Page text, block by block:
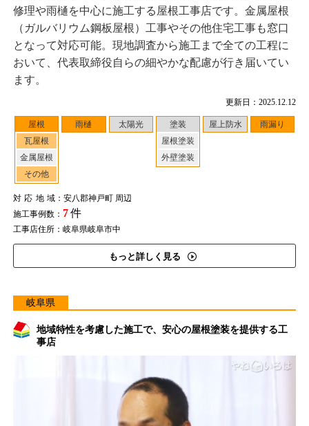
更新日：2025.12.12
屋根
瓦屋根
金属屋根
その他
雨樋 太陽光
塗装
屋根塗装
外壁塗装
屋上防水 雨漏り
対応地域：安八郡神戸町 周辺
施工事例数： 7件
工事店住所：岐阜県岐阜市中
もっと詳しく見る
修理や雨樋を中心に施工する屋根工事店です。金属屋根
（ガルバリウム鋼板屋根）工事やその他住宅工事も窓口
となって対応可能。現地調査から施工まで全ての工程に
おいて、代表取締役自らの細やかな配慮が行き届いてい
ます。
岐阜県
地域特性を考慮した施工で、安心の屋根塗装を提供する工
事店